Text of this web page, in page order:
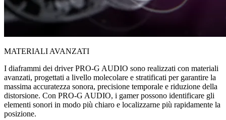
MATERIALI AVANZATI
I diaframmi dei driver PRO-G AUDIO sono realizzati con materiali
avanzati, progettati a livello molecolare e stratificati per garantire la
massima accuratezza sonora, precisione temporale e riduzione della
distorsione. Con PRO-G AUDIO, i gamer possono identificare gli
elementi sonori in modo più chiaro e localizzarne più rapidamente la
posizione.